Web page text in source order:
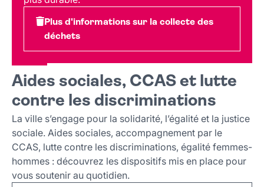
Plus d'informations sur la collecte des
déchets
Aides sociales, CCAS et lutte
contre les discriminations
La ville s’engage pour la solidarité, l’égalité et la justice
sociale. Aides sociales, accompagnement par le
CCAS, lutte contre les discriminations, égalité femmes-
hommes : découvrez les dispositifs mis en place pour
vous soutenir au quotidien.